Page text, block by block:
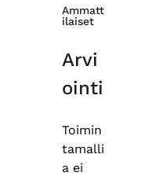
Ammatt
ilaiset
Arvi
ointi
Toimin
tamalli
a ei